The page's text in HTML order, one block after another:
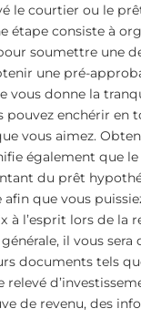
le courtier ou le
étape consiste à
soumettre une
une pré-
vous donne la
pouvez enchérir en
vous aimez.
également que le
du prêt
afin que vous
à l’esprit lors de la
il vous sera
documents tels
relevé
de revenu, des